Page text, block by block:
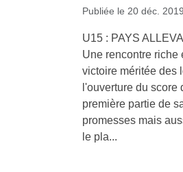
Publiée le 20 déc. 2019
U15 : PAYS
Une rencontre riche
victoire méritée des
l'ouverture du
première partie de
promesses mais
le pla...